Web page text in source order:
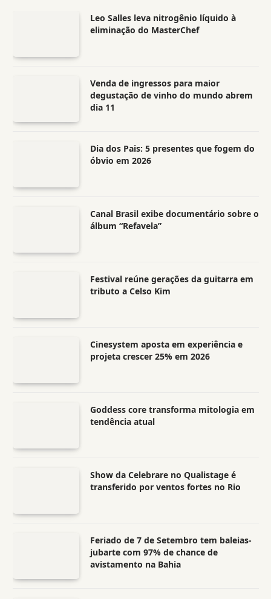
Leo Salles leva nitrogênio líquido à
eliminação do MasterChef
Venda de ingressos para maior
degustação de vinho do mundo abrem
dia 11
Dia dos Pais: 5 presentes que fogem do
óbvio em 2026
Canal Brasil exibe documentário sobre o
álbum “Refavela”
Festival reúne gerações da guitarra em
tributo a Celso Kim
Cinesystem aposta em experiência e
projeta crescer 25% em 2026
Goddess core transforma mitologia em
tendência atual
Show da Celebrare no Qualistage é
transferido por ventos fortes no Rio
Feriado de 7 de Setembro tem baleias-
jubarte com 97% de chance de
avistamento na Bahia